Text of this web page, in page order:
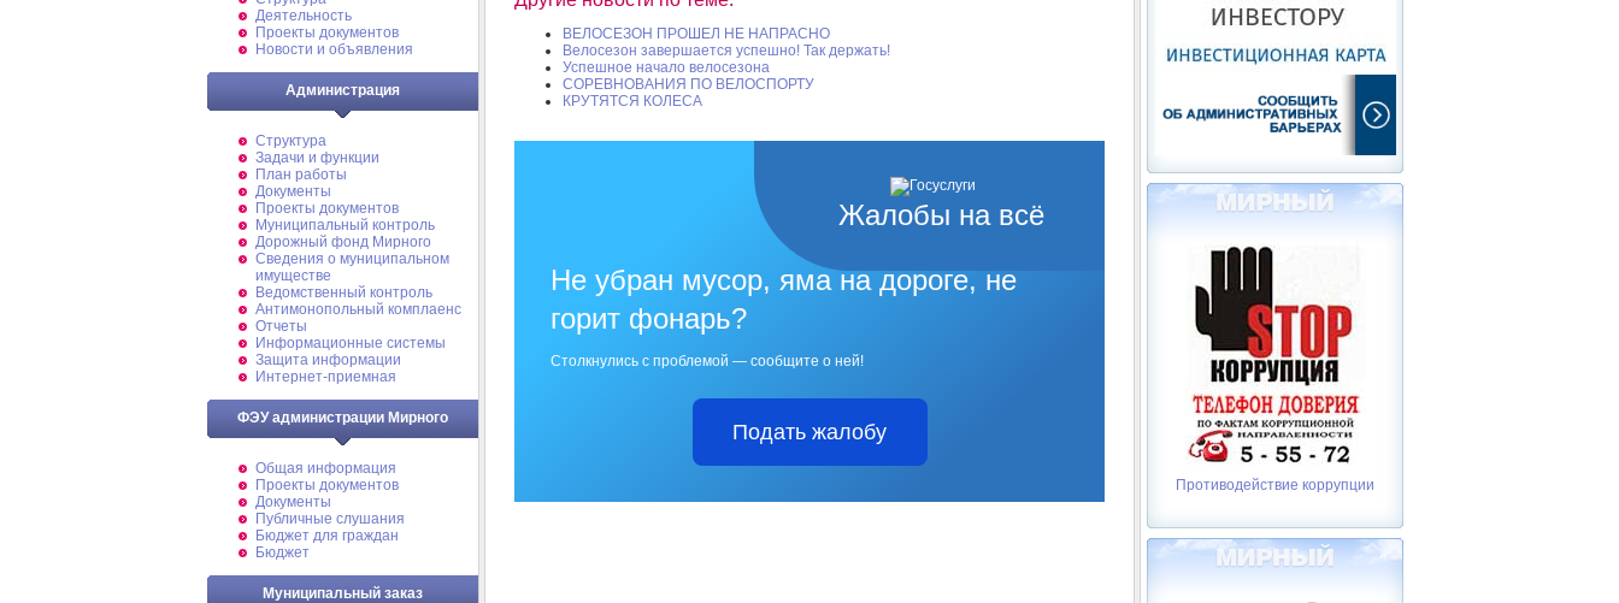
Деятельность
Проекты документов
Новости и объявления
Администрация
Структура
Задачи и функции
План работы
Документы
Проекты документов
Муниципальный контроль
Дорожный фонд Мирного
Cведения о муниципальном
имуществе
Ведомственный контроль
Антимонопольный комплаенс
Отчеты
Информационные системы
Защита информации
Интернет-приемная
ФЭУ администрации Мирного
Общая информация
Проекты документов
Документы
Публичные слушания
Бюджет для граждан
Бюджет
Муниципальный заказ
ВЕЛОСЕЗОН ПРОШЕЛ НЕ НАПРАСНО
Велосезон завершается успешно! Так держать!
Успешное начало велосезона
СОРЕВНОВАНИЯ ПО ВЕЛОСПОРТУ
КРУТЯТСЯ КОЛЕСА
Жалобы на всё
Не убран мусор, яма на дороге, не
горит фонарь?
Столкнулись с проблемой — сообщите о ней!
Подать жалобу
Противодействие коррупции